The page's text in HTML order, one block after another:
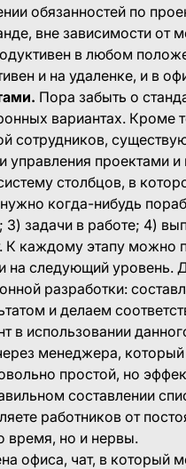
обязанностей по
вне зависимости от
в любом
и на удаленке, и в
Пора забыть о
вариантах. Кроме
сотрудников,
управления проектами и
столбцов, в
когда-нибудь
3) задачи в работе; 4)
К каждому этапу можно
на следующий уровень.
разработки:
и делаем
в использовании
менеджера,
простой, но
составлении
работников от
время, но и нервы.
офиса, чат, в который